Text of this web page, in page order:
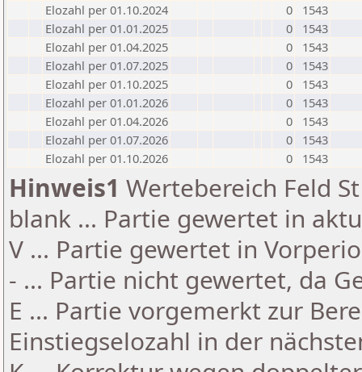
Elozahl per 01.10.2024
0
1543
Elozahl per 01.01.2025
0
1543
Elozahl per 01.04.2025
0
1543
Elozahl per 01.07.2025
0
1543
Elozahl per 01.10.2025
0
1543
Elozahl per 01.01.2026
0
1543
Elozahl per 01.04.2026
0
1543
Elozahl per 01.07.2026
0
1543
Elozahl per 01.10.2026
0 1543
Hinweis1 Wertebereich Feld
blank ... Partie gewertet in
V ... Partie gewertet in
- ... Partie nicht gewertet, da
E ... Partie vorgemerkt zur
Einstiegselozahl in der